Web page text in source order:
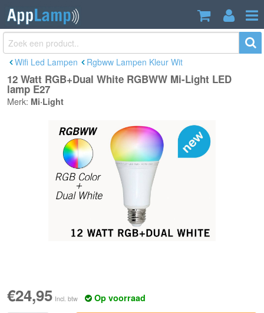
12 Watt RGB+Dual White RGBWW Mi-
Light LED lamp E27
€24,95
Wifi Led Lampen Rgbww Lampen Kleur Wit
12 Watt RGB+Dual White RGBWW Mi-Light LED
lamp E27
Merk: Mi·Light
€24,95 Incl. btw Op voorraad